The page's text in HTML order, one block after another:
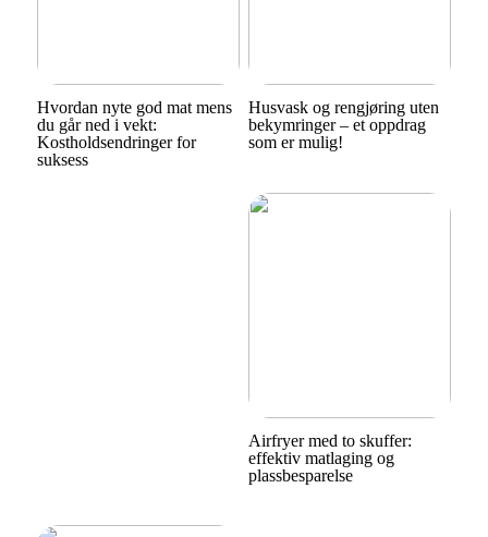
Hvordan nyte god mat mens
du går ned i vekt:
Kostholdsendringer for
suksess
Husvask og rengjøring uten
bekymringer – et oppdrag
som er mulig!
Airfryer med to skuffer:
effektiv matlaging og
plassbesparelse